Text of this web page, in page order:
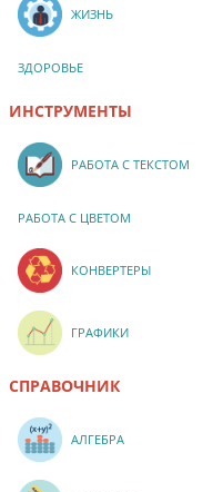
ЖИЗНЬ
ЗДОРОВЬЕ
ИНСТРУМЕНТЫ
РАБОТА С ТЕКСТОМ
РАБОТА С ЦВЕТОМ
КОНВЕРТЕРЫ
ГРАФИКИ
СПРАВОЧНИК
АЛГЕБРА